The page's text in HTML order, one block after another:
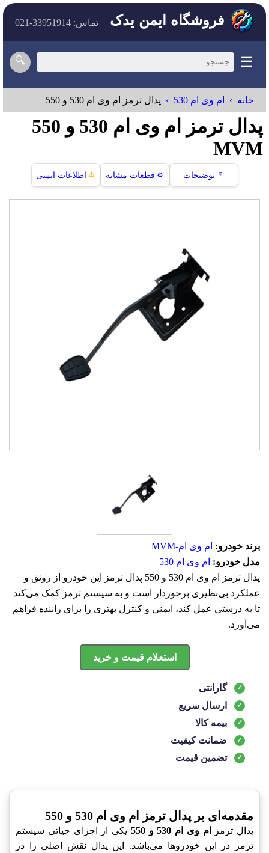
فروشگاه ایمن یدک تماس: 33951914-021
☰
🔍
خانه ام وی ام 530 پدال ترمز ام وی ام 530 و 550
پدال ترمز ام وی ام 530 و 550
MVM
📄 توضیحات ⚙️ قطعات مشابه ⚠️ اطلاعات ایمنی
برند خودرو: ام وی ام-MVM
مدل خودرو: ام وی ام 530
پدال ترمز ام وی ام 530 و 550 پدال ترمز این خودرو از رونق و
عملکرد بی‌نظیری برخوردار است و به سیستم ترمز کمک می‌کند
تا به درستی عمل کند، ایمنی و کنترل بهتری را برای راننده فراهم
می‌آورد.
استعلام قیمت و خرید
گارانتی
ارسال سریع
بیمه کالا
ضمانت کیفیت
تضمین قیمت
مقدمه‌ای بر پدال ترمز ام وی ام 530 و 550
پدال ترمز ام وی ام 530 و 550
یکی از اجزای حیاتی سیستم
ترمز در این خودروها می‌باشد. این پدال نقش اصلی را در